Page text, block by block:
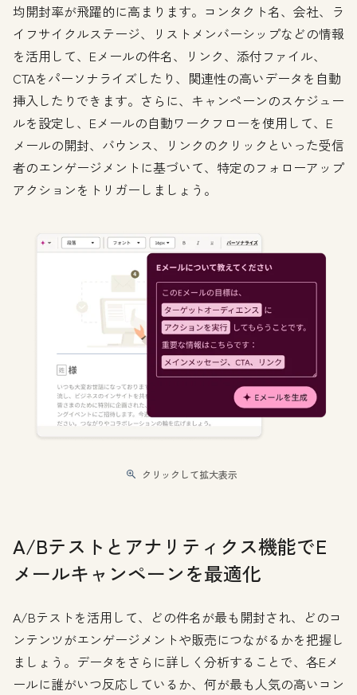
均開封率が飛躍的に高まります。コンタクト名、会社、ラ
イフサイクルステージ、リストメンバーシップなどの情報
を活用して、Eメールの件名、リンク、添付ファイル、
CTAをパーソナライズしたり、関連性の高いデータを自動
挿入したりできます。さらに、キャンペーンのスケジュー
ルを設定し、Eメールの自動ワークフローを使用して、E
メールの開封、バウンス、リンクのクリックといった受信
者のエンゲージメントに基づいて、特定のフォローアップ
アクションをトリガーしましょう。
クリックして拡大表示
A/Bテストとアナリティクス機能でE
メールキャンペーンを最適化
A/Bテストを活用して、どの件名が最も開封され、どのコ
ンテンツがエンゲージメントや販売につながるかを把握し
ましょう。データをさらに詳しく分析することで、各Eメ
ールに誰がいつ反応しているか、何が最も人気の高いコン